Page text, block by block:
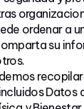
ordenar a
su
Datos